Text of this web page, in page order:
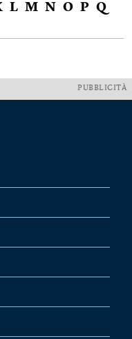
L M N O P Q
PUBBLICITÀ